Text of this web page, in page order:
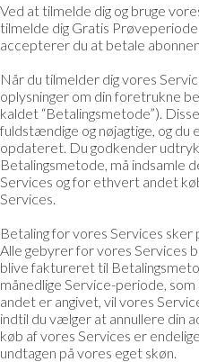
Ved at tilmelde dig og bruge
tilmelde dig Gratis
accepterer du at betale
Når du tilmelder dig vores
oplysninger om din foretrukne
kaldet “Betalingsmetode”).
fuldstændige og nøjagtige, og du
opdateret. Du godkender
Betalingsmetode, må indsamle
Services og for ethvert andet
Services.
Betaling for vores Services sker
Alle gebyrer for vores Services
blive faktureret til
månedlige Service-periode,
andet er angivet, vil vores
indtil du vælger at annullere din
køb af vores Services er
undtagen på vores eget skøn.